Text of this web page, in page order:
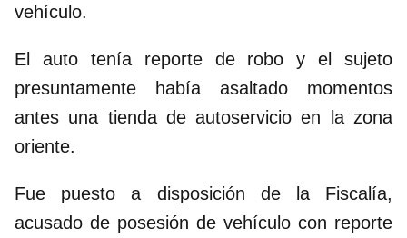
vehículo.
El auto tenía reporte de robo y el sujeto
presuntamente había asaltado momentos
antes una tienda de autoservicio en la zona
oriente.
Fue puesto a disposición de la Fiscalía,
acusado de posesión de vehículo con reporte